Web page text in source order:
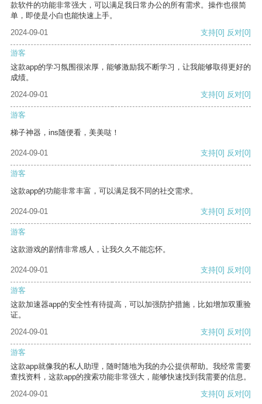
款软件的功能非常强大，可以满足我日常办公的所有需求。操作也很简
单，即使是小白也能快速上手。
2024-09-01
支持[0] 反对[0]
游客
这款app的学习氛围很浓厚，能够激励我不断学习，让我能够取得更好的
成绩。
2024-09-01
支持[0] 反对[0]
游客
梯子神器，ins随便看，美美哒！
2024-09-01 支持[0] 反对[0]
游客
这款app的功能非常丰富，可以满足我不同的社交需求。
2024-09-01 支持[0] 反对[0]
游客
这款游戏的剧情非常感人，让我久久不能忘怀。
2024-09-01 支持[0] 反对[0]
游客
这款加速器app的安全性有待提高，可以加强防护措施，比如增加双重验
证。
2024-09-01
支持[0] 反对[0]
游客
这款app就像我的私人助理，随时随地为我的办公提供帮助。我经常需要
查找资料，这款app的搜索功能非常强大，能够快速找到我需要的信息。
2024-09-01
支持[0] 反对[0]